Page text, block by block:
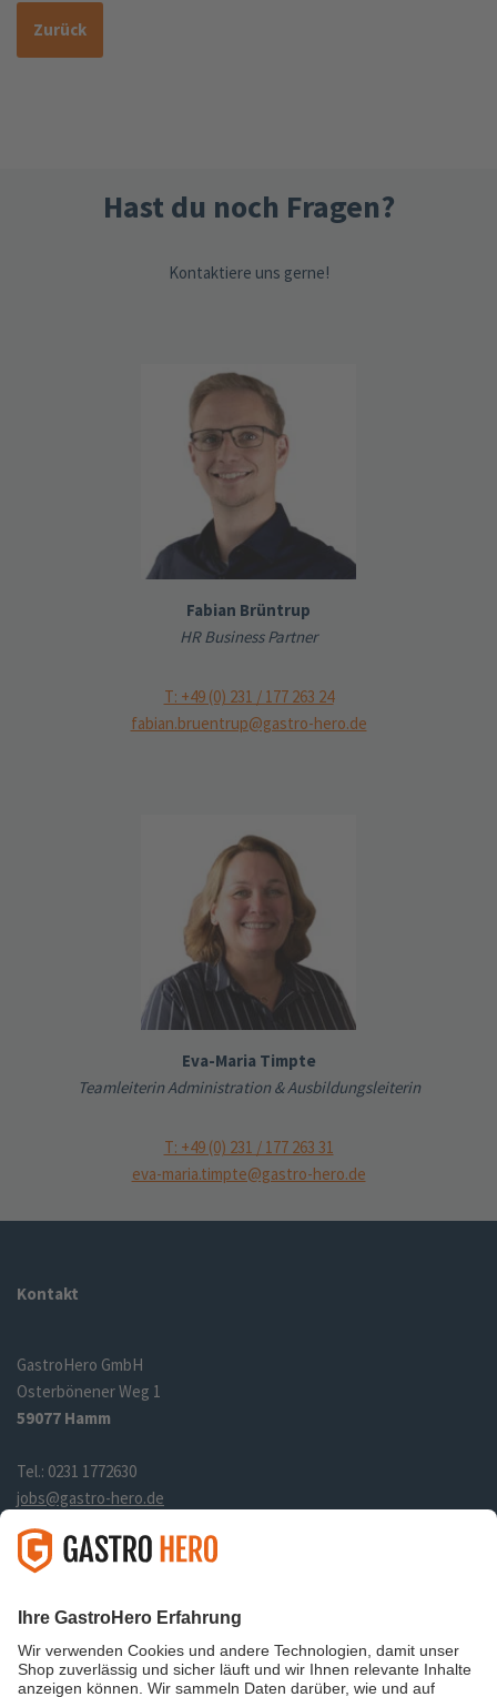
Zurück
Hast du noch Fragen?
Kontaktiere uns gerne!
Fabian Brüntrup
HR Business Partner
T: +49 (0) 231 / 177 263 24
fabian.bruentrup@gastro-hero.de
Eva-Maria Timpte
Teamleiterin Administration & Ausbildungsleiterin
T: +49 (0) 231 / 177 263 31
eva-maria.timpte@gastro-hero.de
Kontakt
GastroHero GmbH
Osterbönener Weg 1
59077 Hamm
Tel.: 0231 1772630
jobs@gastro-hero.de
Über uns
Datenschutz